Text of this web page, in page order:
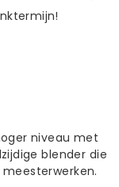
niveau met
blender die